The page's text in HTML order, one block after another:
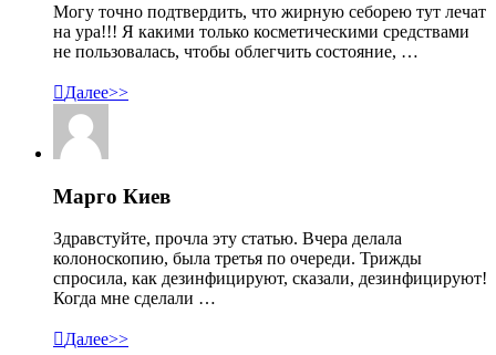
Могу точно подтвердить, что жирную себорею тут лечат
на ура!!! Я какими только косметическими средствами
не пользовалась, чтобы облегчить состояние, …
Далее>>
Марго Киев
Здравстуйте, прочла эту статью. Вчера делала
колоноскопию, была третья по очереди. Трижды
спросила, как дезинфицируют, сказали, дезинфицируют!
Когда мне сделали …
Далее>>